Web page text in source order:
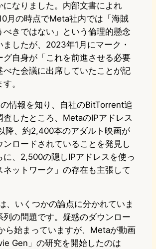
になりました。内部文書によれ
月の時点でMeta社内では「海賊
べきではない」という倫理的懸念
ましたが、2023年1月にマーク・
グ自身が「これを前進させる必要
べた会議に出席していたことが記
。
情報を知り、自社のBitTorrent追
査したところ、MetaのIPアドレス
降、約2,400本のアダルト映画が
ンロードされていることを発見し
に、2,500の隠しIPアドレスを使っ
ネットワーク」の存在も主張して
、いくつかの論点に分かれていま
列の問題です。疑惑のダウンロー
ら始まっていますが、Metaが動画
Gen」の研究を開始したのは